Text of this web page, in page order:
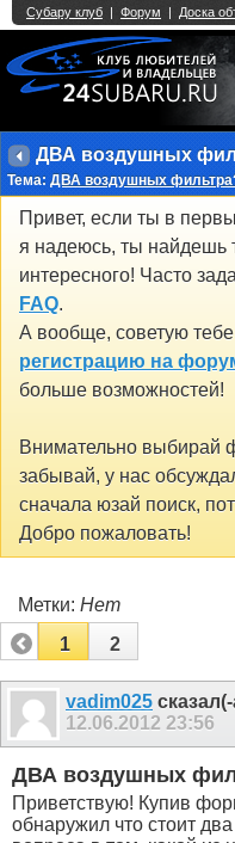
ДВА воздушных
Тема: ДВА воздушных
Привет, если ты в
я надеюсь, ты найдешь
интересного! Часто
FAQ.
А вообще, советую
регистрацию на
больше возможностей!
Внимательно выбирай
забывай, у нас
сначала юзай поиск,
Добро пожаловать!
Метки: Нет
1
2
vadim025
12.06.2012 23:56
ДВА воздушных
Приветствую! Купив
обнаружил что стоит
Single Sign
2 3 4 5 6 7 8 9 10 11 12 13
27 28 29 30 31 32 33